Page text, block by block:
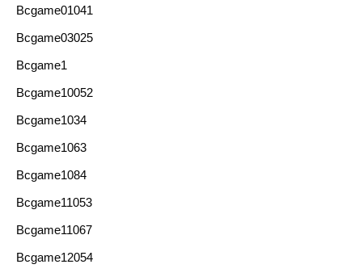
Bcgame01041
Bcgame03025
Bcgame1
Bcgame10052
Bcgame1034
Bcgame1063
Bcgame1084
Bcgame11053
Bcgame11067
Bcgame12054